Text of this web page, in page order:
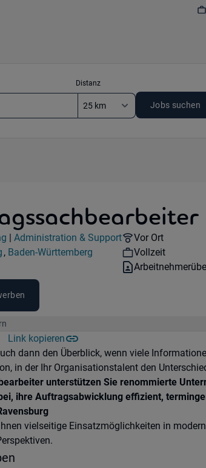
Distanz
Jobs suchen
Ravensburg
|
Industry:
Administration & Support
,
Region:
Baden-Württemberg
Remote Option:
Vor Ort
Workhours:
Vollzeit
Vertragsart:
teilen
WhatsApp teilen
Link kopieren
dann den Überblick, wenn viele
in der Ihr Organisationstalent den
unterstützen Sie renommierte
ihre Auftragsabwicklung effizient,
vielseitige Einsatzmöglichkeiten in